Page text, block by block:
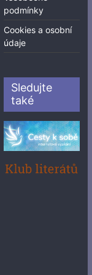
podmínky
Cookies a osobní
údaje
Sledujte
také